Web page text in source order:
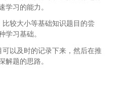
学习的能力。
较大小等基础知识题目的尝
学习基础。
以及时的记录下来，然后在推
解题的思路。